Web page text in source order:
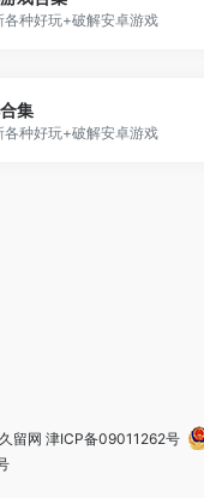
各种好玩+破解安卓游戏
集
各种好玩+破解安卓游戏
久留网 津ICP备09011262号